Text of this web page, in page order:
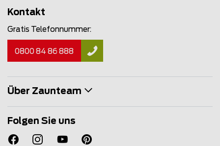
Kontakt
Gratis Telefonnummer:
0800 84 86 888
Über Zaunteam
Folgen Sie uns